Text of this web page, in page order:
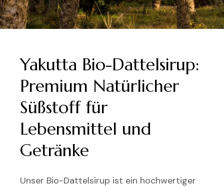
Yakutta Bio-Dattelsirup:
Premium Natürlicher
Süßstoff für
Lebensmittel und
Getränke
Unser Bio-Dattelsirup ist ein hochwertiger